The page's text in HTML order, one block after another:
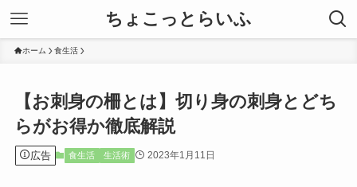
ちょこっとらいふ
ホーム 食生活
【お刺身の柵とは】切り身の刺身とどち
らがお得か徹底解説
広告 食生活 生活術 2023年1月11日